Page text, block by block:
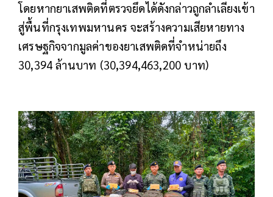
โดยหากยาเสพติดที่ตรวจยึดได้ดังกล่าวถูกลำเลียงเข้า
สู่พื้นที่กรุงเทพมหานคร จะสร้างความเสียหายทาง
เศรษฐกิจจากมูลค่าของยาเสพติดที่จำหน่ายถึง
30,394 ล้านบาท (30,394,463,200 บาท)